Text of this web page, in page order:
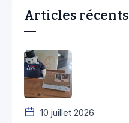
Articles récents
10 juillet 2026